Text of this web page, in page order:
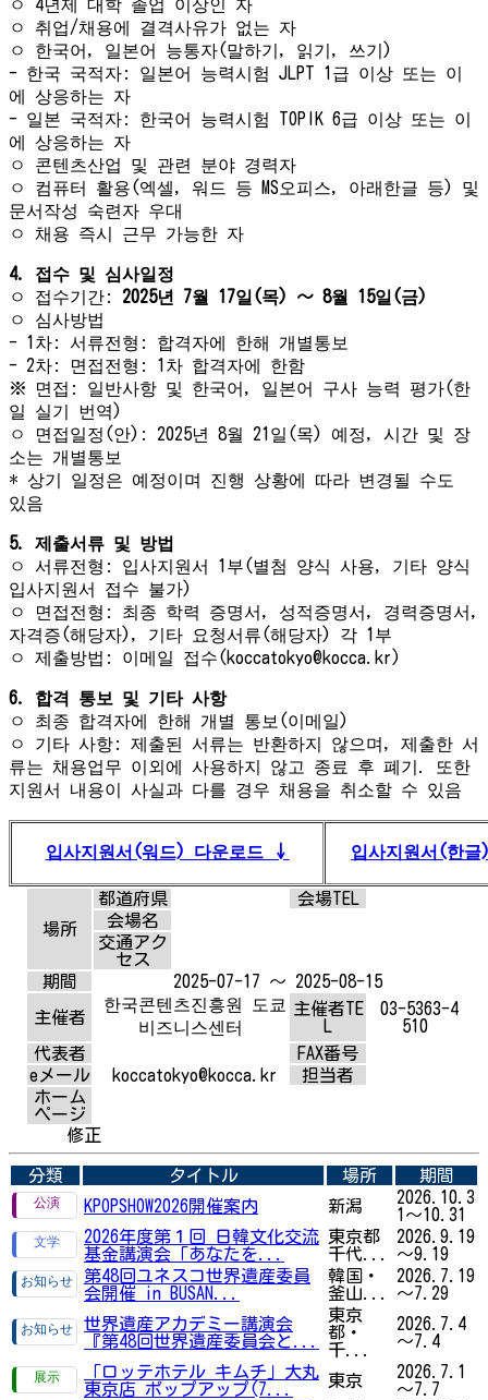
ㅇ 4년제 대학 졸업 이상인 자
ㅇ 취업/채용에 결격사유가 없는 자
ㅇ 한국어, 일본어 능통자(말하기, 읽기, 쓰기)
- 한국 국적자: 일본어 능력시험 JLPT 1급 이상 또는 이
에 상응하는 자
- 일본 국적자: 한국어 능력시험 TOPIK 6급 이상 또는 이
에 상응하는 자
ㅇ 콘텐츠산업 및 관련 분야 경력자
ㅇ 컴퓨터 활용(엑셀, 워드 등 MS오피스, 아래한글 등) 및
문서작성 숙련자 우대
ㅇ 채용 즉시 근무 가능한 자
4. 접수 및 심사일정
ㅇ 접수기간: 2025년 7월 17일(목) ～ 8월 15일(금)
ㅇ 심사방법
- 1차: 서류전형: 합격자에 한해 개별통보
- 2차: 면접전형: 1차 합격자에 한함
※ 면접: 일반사항 및 한국어, 일본어 구사 능력 평가(한
일 실기 번역)
ㅇ 면접일정(안): 2025년 8월 21일(목) 예정, 시간 및 장
소는 개별통보
* 상기 일정은 예정이며 진행 상황에 따라 변경될 수도
있음
5. 제출서류 및 방법
ㅇ 서류전형: 입사지원서 1부(별첨 양식 사용, 기타 양식
입사지원서 접수 불가)
ㅇ 면접전형: 최종 학력 증명서, 성적증명서, 경력증명서,
자격증(해당자), 기타 요청서류(해당자) 각 1부
ㅇ 제출방법: 이메일 접수(koccatokyo@kocca.kr)
6. 합격 통보 및 기타 사항
ㅇ 최종 합격자에 한해 개별 통보(이메일)
ㅇ 기타 사항: 제출된 서류는 반환하지 않으며, 제출한 서
류는 채용업무 이외에 사용하지 않고 종료 후 폐기. 또한
지원서 내용이 사실과 다를 경우 채용을 취소할 수 있음
입사지원서(워드) 다운로드 ↓ 입사지원서(한
場所
都道府県
会場TEL
会場名
交通アク
セス
期間
2025-07-17 ～ 2025-08-15
主催者
한국콘텐츠진흥원 도쿄
비즈니스센터
主催者TE
03-5363-4
510
代表者
FAX番号
eメール
koccatokyo@kocca.kr
担当者
ホーム
ページ
修正
分類 タイトル 場所
期間
KPOPSHOW2026開催案内
新潟
2026.10.3
1～10.31
2026年度第１回 日韓文化交流
基金講演会「あなたを...
東京都
千代...
2026.9.19
～9.19
第48回ユネスコ世界遺産委員
会開催 in BUSAN...
韓国・
釜山...
2026.7.19
～7.29
世界遺産アカデミー講演会
『第48回世界遺産委員会と...
東京
都・
千...
2026.7.4
～7.4
「ロッテホテル キムチ」大丸
東京店 ポップアップ(7...
東京
2026.7.1
～7.7